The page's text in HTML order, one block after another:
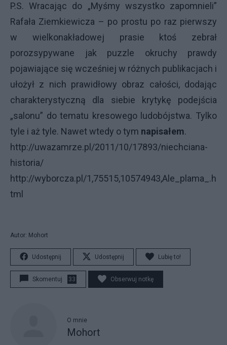
P.S. Wracając do „Myśmy wszystko zapomnieli”
Rafała Ziemkiewicza – po prostu po raz pierwszy
w wielkonakładowej prasie ktoś zebrał
porozsypywane jak puzzle okruchy prawdy
pojawiające się wcześniej w różnych publikacjach i
ułożył z nich prawidłowy obraz całości, dodając
charakterystyczną dla siebie krytykę podejścia
„salonu” do tematu kresowego ludobójstwa. Tylko
tyle i aż tyle. Nawet wtedy o tym napisałem.
http://uwazamrze.pl/2011/10/17893/niechciana-
historia/
http://wyborcza.pl/1,75515,10574943,Ale_plama_.h
tml
Autor: Mohort
Udostępnij Udostępnij Lubię to!
Skomentuj 33 Obserwuj notkę
O mnie
Mohort